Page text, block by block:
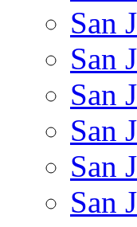
San
San
San
San
San
San